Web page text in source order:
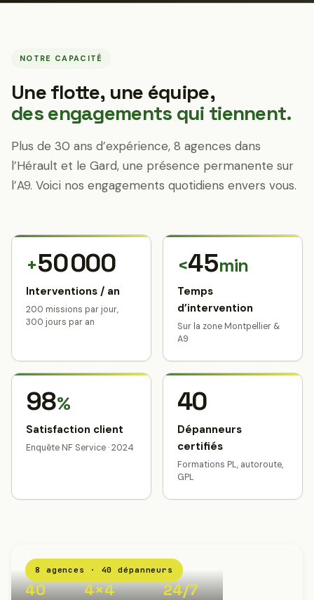
NOTRE CAPACITÉ
Une flotte, une équipe,
des engagements qui tiennent.
Plus de 30 ans d’expérience, 8 agences dans
l’Hérault et le Gard, une présence permanente sur
l’A9. Voici nos engagements quotidiens envers vous.
+50 000
Interventions / an
200 missions par jour,
300 jours par an
<45min
Temps
d’intervention
Sur la zone Montpellier &
A9
98%
Satisfaction client
Enquête NF Service · 2024
40
Dépanneurs
certifiés
Formations PL, autoroute,
GPL
8 agences · 40 dépanneurs
40 4×4 24/7